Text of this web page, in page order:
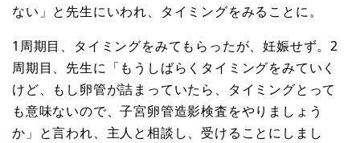
ない」と先生にいわれ、タイミングをみることに。
1周期目、タイミングをみてもらったが、妊娠せず。2
周期目、先生に「もうしばらくタイミングをみていく
けど、もし卵管が詰まっていたら、タイミングとって
も意味ないので、子宮卵管造影検査をやりましょう
か」と言われ、主人と相談し、受けることにしまし